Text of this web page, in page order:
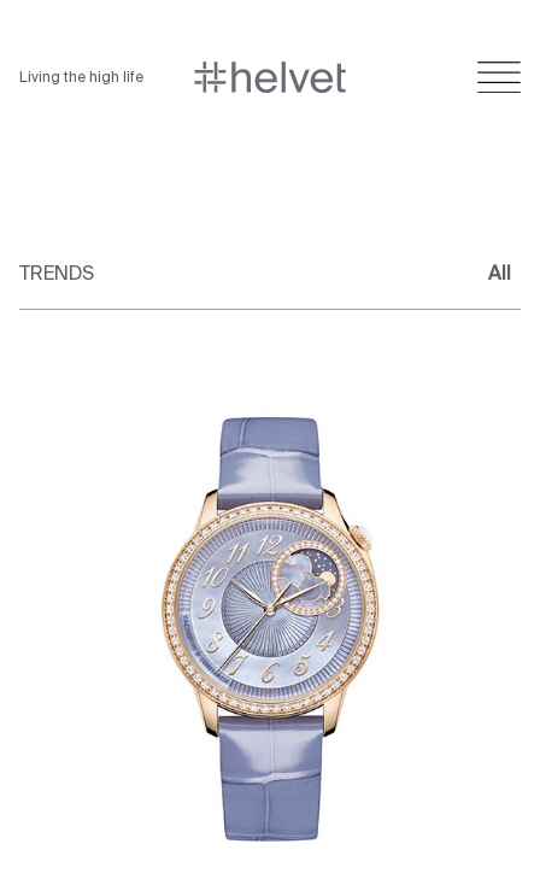
Living the high life
TRENDS All